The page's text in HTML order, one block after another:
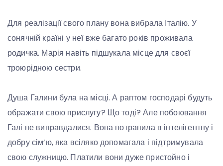
Для реалізації свого плану вона вибрала Італію. У
сонячній країні у неї вже багато років проживала
родичка. Марія навіть підшукала місце для своєї
троюрідною сестри.
Душа Галини була на місці. А раптом господарі будуть
ображати свою прислугу? Що тоді? Але побоювання
Галі не виправдалися. Вона потрапила в інтелігентну і
добру сім’ю, яка всіляко допомагала і підтримувала
свою служницю. Платили вони дуже пристойно і